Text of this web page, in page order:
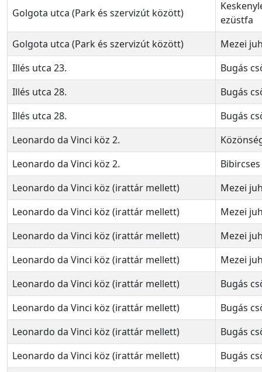
Golgota utca (Park és szervizút között)
ezüstfa
Golgota utca (Park és szervizút között)
Mezei
Illés utca 23.
Bugás
Illés utca 28.
Bugás
Illés utca 28.
Bugás
Leonardo da Vinci köz 2.
Leonardo da Vinci köz 2.
Leonardo da Vinci köz (irattár mellett)
Mezei
Leonardo da Vinci köz (irattár mellett)
Mezei
Leonardo da Vinci köz (irattár mellett)
Mezei
Leonardo da Vinci köz (irattár mellett)
Mezei
Leonardo da Vinci köz (irattár mellett)
Bugás
Leonardo da Vinci köz (irattár mellett)
Bugás
Leonardo da Vinci köz (irattár mellett)
Bugás
Leonardo da Vinci köz (irattár mellett)
Bugás